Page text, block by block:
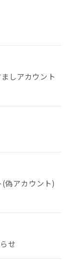
しアカウント
偽アカウント)
せ